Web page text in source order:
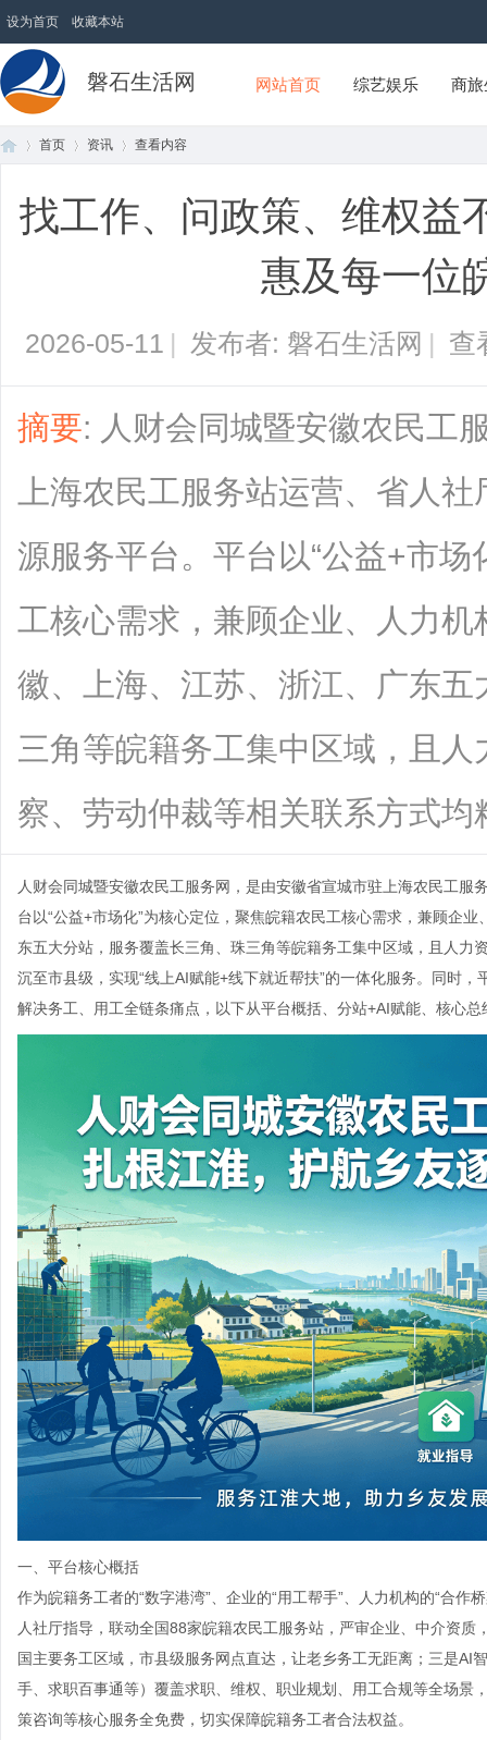
设为首页 收藏本站
磐石生活网 网站首页 综艺娱乐 商
首页 资讯 查看内容
找工作、问政策、维权益
惠及每一位
2026-05-11 | 发布者: 磐石生活网 | 查
摘要: 人财会同城暨安徽农民工
上海农民工服务站运营、省人
源服务平台。平台以“公益+市
工核心需求，兼顾企业、人力
徽、上海、江苏、浙江、广东
三角等皖籍务工集中区域，且
察、劳动仲裁等相关联系方式均
人财会同城暨安徽农民工服务网 ，是由安徽省宣城市驻上海农民工服
台以“公益+市场化”为核心定位，聚焦皖籍农民工核心需求，兼顾企
东五大分站，服务覆盖长三角、珠三角等皖籍务工集中区域，且人
沉至市县级，实现“线上AI赋能+线下就近帮扶”的一体化服务。同时
解决务工、用工全链条痛点，以下从平台概括、分站+AI赋能、核心
一、平台核心概括
作为皖籍务工者的“数字港湾”、企业的“用工帮手”、人力机构的“合
人社厅指导，联动全国88家皖籍农民工服务站，严审企业、中介资
国主要务工区域，市县级服务网点直达，让老乡务工无距离；三是AI
手、求职百事通等）覆盖求职、维权、职业规划、用工合规等全场景
策咨询等核心服务全免费，切实保障皖籍务工者合法权益。